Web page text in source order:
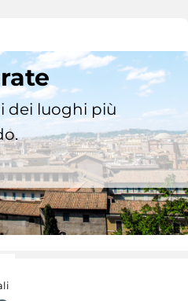
dei luoghi più